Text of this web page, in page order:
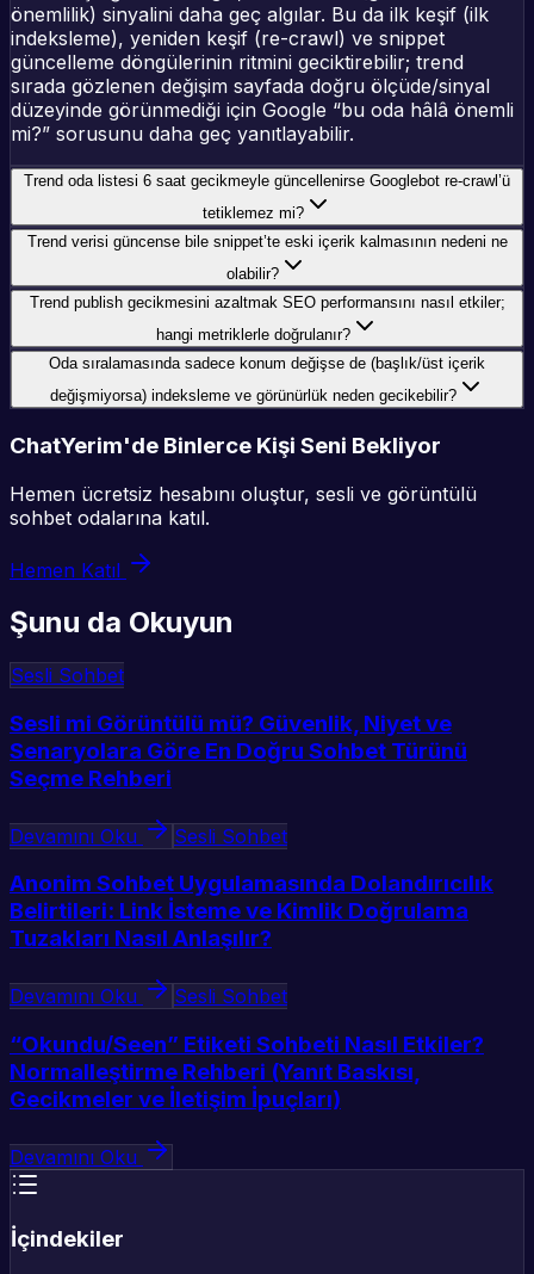
önemlilik) sinyalini daha geç algılar. Bu da ilk keşif (ilk
indeksleme), yeniden keşif (re-crawl) ve snippet
güncelleme döngülerinin ritmini geciktirebilir; trend
sırada gözlenen değişim sayfada doğru ölçüde/sinyal
düzeyinde görünmediği için Google “bu oda hâlâ önemli
mi?” sorusunu daha geç yanıtlayabilir.
Trend oda listesi 6 saat gecikmeyle güncellenirse Googlebot re-crawl’ü
tetiklemez mi?
Trend verisi güncense bile snippet’te eski içerik kalmasının nedeni ne
olabilir?
Trend publish gecikmesini azaltmak SEO performansını nasıl etkiler;
hangi metriklerle doğrulanır?
Oda sıralamasında sadece konum değişse de (başlık/üst içerik
değişmiyorsa) indeksleme ve görünürlük neden gecikebilir?
ChatYerim'de Binlerce Kişi Seni Bekliyor
Hemen ücretsiz hesabını oluştur, sesli ve görüntülü
sohbet odalarına katıl.
Hemen Katıl
Şunu da Okuyun
Sesli Sohbet
Sesli mi Görüntülü mü? Güvenlik, Niyet ve
Senaryolara Göre En Doğru Sohbet Türünü
Seçme Rehberi
Devamını Oku Sesli Sohbet
Anonim Sohbet Uygulamasında Dolandırıcılık
Belirtileri: Link İsteme ve Kimlik Doğrulama
Tuzakları Nasıl Anlaşılır?
Devamını Oku Sesli Sohbet
“Okundu/Seen” Etiketi Sohbeti Nasıl Etkiler?
Normalleştirme Rehberi (Yanıt Baskısı,
Gecikmeler ve İletişim İpuçları)
Devamını Oku
İçindekiler